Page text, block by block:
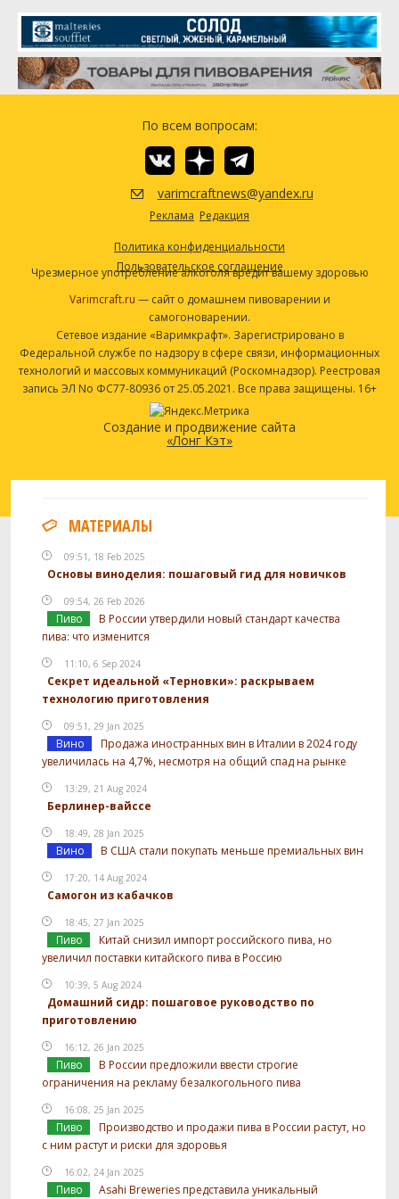
Бурбон
340.19 г
Таблетки Whirlfloc
2
Посмотреть рецепт полностью
Magnum
195.05 г
Цитра (Citra)
120.21 г
Центенниал (Centennial)
45.08 г
Дрожжи
American Ale II (Wyeast Labs #1272)
Другие ингредиенты
Protafloc в гранулах
Посмотреть рецепт полностью
По всем вопросам:
varimcraftnews@yandex.ru
Реклама Редакция
Политика конфиденциальности
Пользовательское соглашение
Чрезмерное употребление алкоголя вредит вашему здоровью
Varimcraft.ru — сайт о домашнем пивоварении и
самогоноварении.
Сетевое издание «Варимкрафт». Зарегистрировано в
Федеральной службе по надзору в сфере связи, информационных
технологий и массовых коммуникаций (Роскомнадзор). Реестровая
запись ЭЛ No ФС77-80936 от 25.05.2021. Все права защищены. 16+
Создание и продвижение сайта
«Лонг Кэт»
МАТЕРИАЛЫ
09:51, 18 Feb 2025
Основы виноделия: пошаговый гид для новичков
09:54, 26 Feb 2026
Пиво
В России утвердили новый стандарт качества
пива: что изменится
11:10, 6 Sep 2024
Секрет идеальной «Терновки»: раскрываем
технологию приготовления
09:51, 29 Jan 2025
Вино
Продажа иностранных вин в Италии в 2024 году
увеличилась на 4,7%, несмотря на общий спад на рынке
13:29, 21 Aug 2024
Берлинер-вайссе
18:49, 28 Jan 2025
Вино В США стали покупать меньше премиальных вин
17:20, 14 Aug 2024
Самогон из кабачков
18:45, 27 Jan 2025
Пиво
Китай снизил импорт российского пива, но
увеличил поставки китайского пива в Россию
10:39, 5 Aug 2024
Домашний сидр: пошаговое руководство по
приготовлению
16:12, 26 Jan 2025
Пиво
В России предложили ввести строгие
ограничения на рекламу безалкогольного пива
16:08, 25 Jan 2025
Пиво
Производство и продажи пива в России растут, но
с ним растут и риски для здоровья
16:02, 24 Jan 2025
Пиво Asahi Breweries представила уникальный